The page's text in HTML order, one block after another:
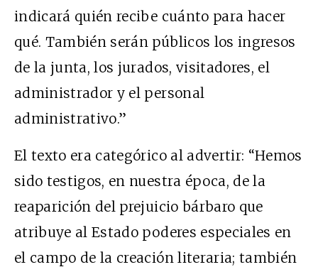
indicará quién recibe cuánto para hacer
qué. También serán públicos los ingresos
de la junta, los jurados, visitadores, el
administrador y el personal
administrativo.”
El texto era categórico al advertir: “Hemos
sido testigos, en nuestra época, de la
reaparición del prejuicio bárbaro que
atribuye al Estado poderes especiales en
el campo de la creación literaria; también